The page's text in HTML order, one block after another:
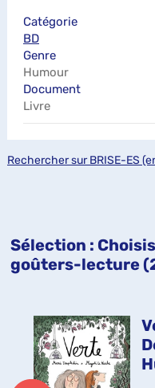
Catégorie
BD
Genre
Humour
Document
Livre
Rechercher sur BRISE-ES
Sélection :
goûters-lecture